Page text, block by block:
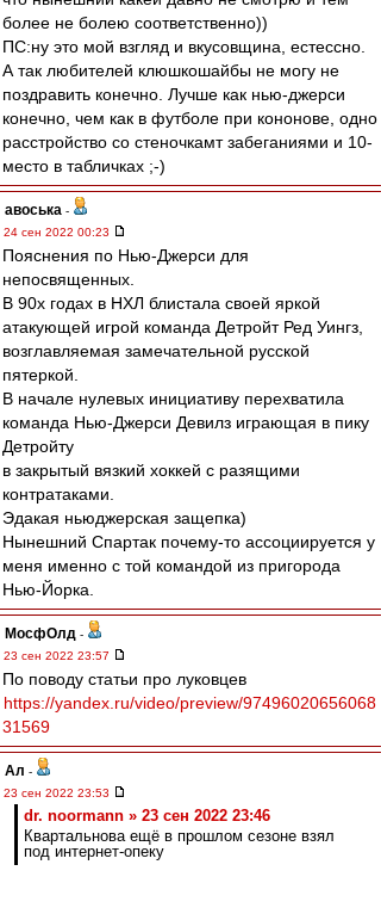
более не болею соответственно))
ПС:ну это мой взгляд и вкусовщина, естессно.
А так любителей клюшкошайбы не могу не
поздравить конечно. Лучше как нью-джерси
конечно, чем как в футболе при кононове, одно
расстройство со стеночкамт забеганиями и 10-
место в табличках ;-)
авоська -
24 сен 2022 00:23
Пояснения по Нью-Джерси для
непосвященных.
В 90х годах в НХЛ блистала своей яркой
атакующей игрой команда Детройт Ред Уингз,
возглавляемая замечательной русской
пятеркой.
В начале нулевых инициативу перехватила
команда Нью-Джерси Девилз играющая в пику
Детройту
в закрытый вязкий хоккей с разящими
контратаками.
Эдакая ньюджерская защепка)
Нынешний Спартак почему-то ассоциируется у
меня именно с той командой из пригорода
Нью-Йорка.
МосфОлд -
23 сен 2022 23:57
По поводу статьи про луковцев
https://yandex.ru/video/preview/97496020656068
31569
Ал -
23 сен 2022 23:53
dr. noormann » 23 сен 2022 23:46
Квартальнова ещё в прошлом сезоне взял
под интернет-опеку